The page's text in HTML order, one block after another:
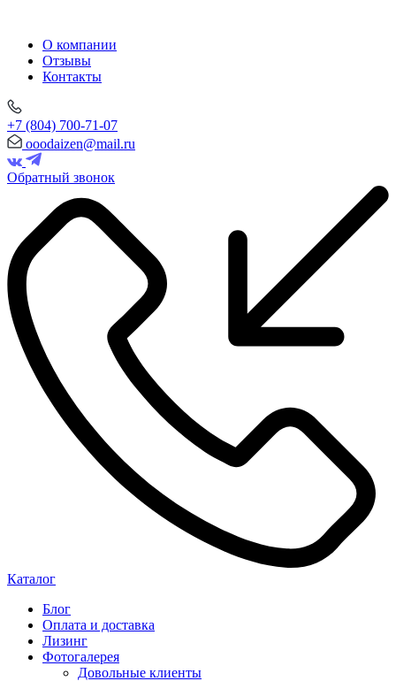
О компании
Отзывы
Контакты
+7 (804) 700-71-07
ooodaizen@mail.ru
Обратный звонок
Каталог
Блог
Оплата и доставка
Лизинг
Фотогалерея
Довольные клиенты